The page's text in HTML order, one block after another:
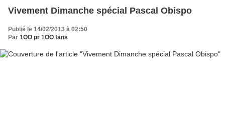
Vivement Dimanche spécial Pascal Obispo
Publié le 14/02/2013 à 02:50
Par 1OO pr 1OO fans